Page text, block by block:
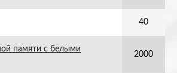
40
памяти с белыми
2000